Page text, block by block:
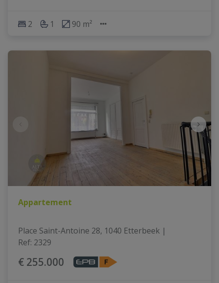
2 1 90 m²
Appartement
Place Saint-Antoine 28, 1040 Etterbeek |
Ref: 2329
€ 255.000